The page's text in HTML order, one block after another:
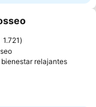
1.721
relajantes